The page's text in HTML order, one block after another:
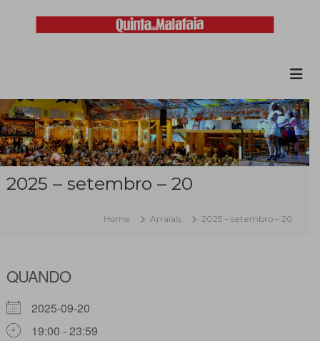
content
país
2025 – setembro – 20
Home Arraiais 2025 – setembro – 20
QUANDO
2025-09-20
19:00 - 23:59